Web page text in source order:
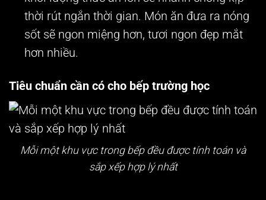
thời rút ngắn thời gian. Món ăn đưa ra nóng
sốt sẽ ngon miệng hơn, tươi ngon đẹp mắt
hơn nhiều.
Tiêu chuẩn cần có cho bếp trường học
Mỗi một khu vực trong bếp đều được tính toán và
sắp xếp hợp lý nhất